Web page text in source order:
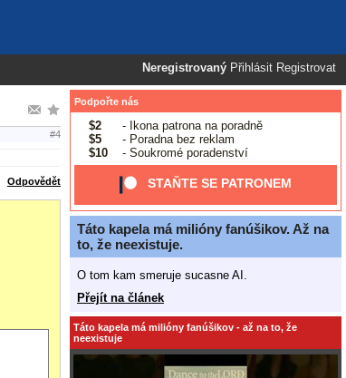
Neregistrovaný Přihlásit Registrovat
#4
Odpovědět
Podpořte nás
$2
- Ikona patrona na poradně
$5
- Poradna bez reklam
$10
- Soukromé poradenství
STAŇTE SE PATRONEM
Táto kapela má milióny fanúšikov. Až na
to, že neexistuje.
O tom kam smeruje sucasne AI.
Přejít na článek
Táto kapela má milióny fanúšikov - až na to, že
neexistuje